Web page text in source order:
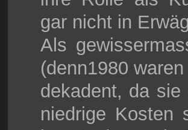
gar nicht in
Als
(denn1980
dekadent, da sie
niedrige Kosten